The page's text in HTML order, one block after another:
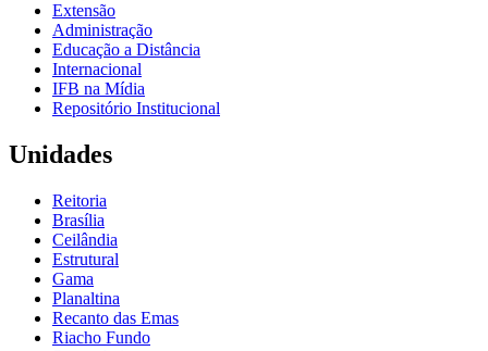
Extensão
Administração
Educação a Distância
Internacional
IFB na Mídia
Repositório Institucional
Unidades
Reitoria
Brasília
Ceilândia
Estrutural
Gama
Planaltina
Recanto das Emas
Riacho Fundo